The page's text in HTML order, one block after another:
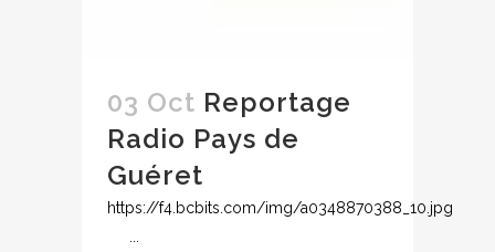
03 Oct Reportage
Radio Pays de
Guéret
https://f4.bcbits.com/img/a0348870388_10.jpg